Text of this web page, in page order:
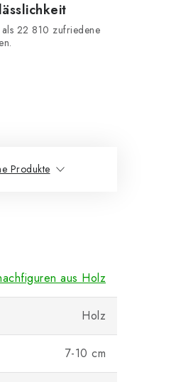
22 810 zufriedene
Produkte
aus Holz
Holz
7-10 cm